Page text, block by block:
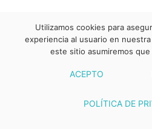
Utilizamos cookies para
experiencia al usuario en
este sitio asumiremos
ACEPTO
POLÍTICA DE